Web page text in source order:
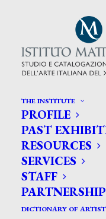
THE INSTITUTE
PROFILE
PAST
RESOURCES
SERVICES
STAFF
PARTNERSHIP
DICTIONARY OF
CERCA TRA
Search
for: